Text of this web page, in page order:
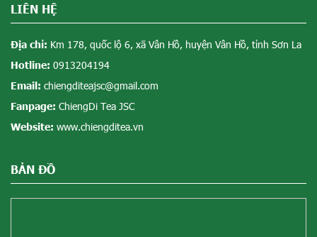
LIÊN HỆ
Địa chỉ: Km 178, quốc lộ 6, xã Vân Hồ, huyện Vân Hồ, tỉnh Sơn La
Hotline: 0913204194
Email: chiengditeajsc@gmail.com
Fanpage: ChiengDi Tea JSC
Website: www.chiengditea.vn
BẢN ĐỒ